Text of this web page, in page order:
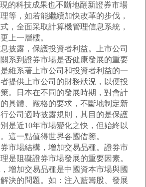
的科技成果也不斷地翻新證券市場
等，如若能繼續加快改革的步伐，
，全面采取計算機管理信息系統，
上一層樓。
露，保護投資者利益。上市公司
系到證券市場是否健康發展的重要
維系著上市公司和投資者利益的一
提供上市公司的財務狀況，以便投
。日本在不同的發展時期，對會計
具體、嚴格的要求，不斷地制定新
公司適時披露規則，其目的是保護
是近10年市場變化之快，但始終以
這一點值得世界各國借鑒。
場結構，增加交易品種。證券市
是阻礙證券市場發展的重要因素。
增加交易品種是中國資本市場與國
決的問題。如：注入藍籌股、發展